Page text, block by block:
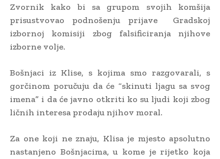
Zvornik kako bi sa grupom svojih komšija
prisustvovao podnošenju prijave Gradskoj
izbornoj komisiji zbog falsificiranja njihove
izborne volje.
Bošnjaci iz Klise, s kojima smo razgovarali, s
gorčinom poručuju da će “skinuti ljagu sa svog
imena” i da će javno otkriti ko su ljudi koji zbog
ličnih interesa prodaju njihov moral.
Za one koji ne znaju, Klisa je mjesto apsolutno
nastanjeno Bošnjacima, u kome je rijetko koja